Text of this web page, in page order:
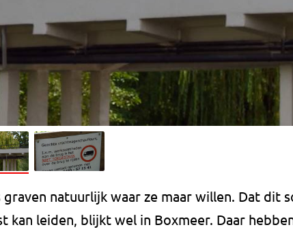
graven natuurlijk waar ze maar willen. Dat dit
kan leiden, blijkt wel in Boxmeer. Daar